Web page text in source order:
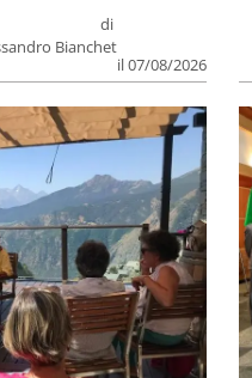
di
Bianchet
il 07/08/2026